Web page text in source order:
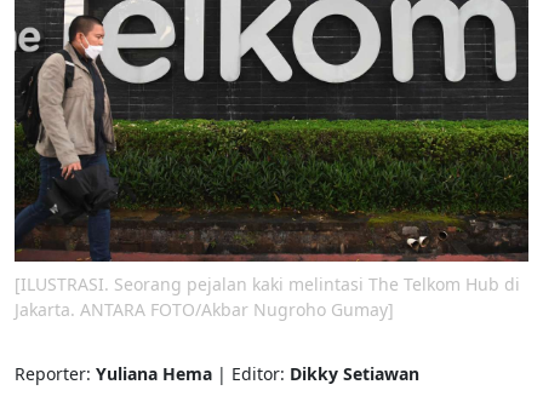
[ILUSTRASI. Seorang pejalan kaki melintasi The Telkom Hub di
Jakarta. ANTARA FOTO/Akbar Nugroho Gumay]
Reporter: Yuliana Hema | Editor: Dikky Setiawan